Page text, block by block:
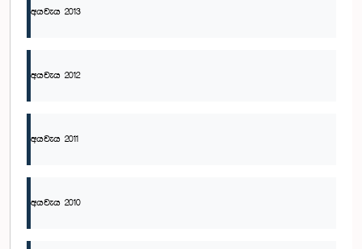
අයවැය 2013
අයවැය 2012
අයවැය 2011
අයවැය 2010